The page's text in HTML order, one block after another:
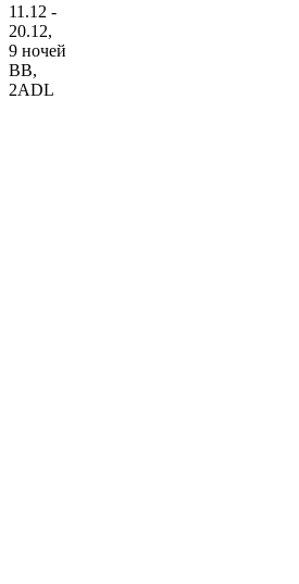
11.12 -
20.12,
9 ночей
BB,
2ADL